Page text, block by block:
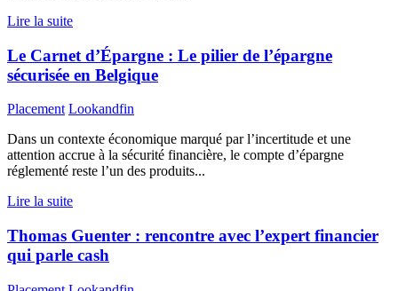
Lire la suite
Le Carnet d’Épargne : Le pilier de l’épargne
sécurisée en Belgique
Placement Lookandfin
Dans un contexte économique marqué par l’incertitude et une
attention accrue à la sécurité financière, le compte d’épargne
réglementé reste l’un des produits...
Lire la suite
Thomas Guenter : rencontre avec l’expert financier
qui parle cash